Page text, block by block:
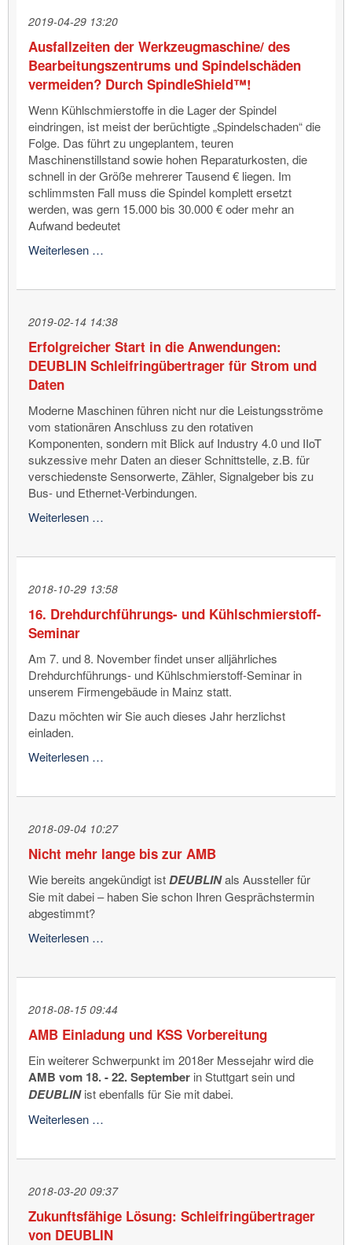
bis
zur
EMO!
2019-04-29 13:20
Ausfallzeiten der Werkzeugmaschine/ des
Bearbeitungszentrums und Spindelschäden
vermeiden? Durch SpindleShield™!
Wenn Kühlschmierstoffe in die Lager der Spindel
eindringen, ist meist der berüchtigte „Spindelschaden“ die
Folge. Das führt zu ungeplantem, teuren
Maschinenstillstand sowie hohen Reparaturkosten, die
schnell in der Größe mehrerer Tausend € liegen. Im
schlimmsten Fall muss die Spindel komplett ersetzt
werden, was gern 15.000 bis 30.000 € oder mehr an
Aufwand bedeutet
Weiterlesen …
Bearbeitungszentrums
und
Spindelschäden
vermeiden?
2019-02-14 14:38
Erfolgreicher Start in die Anwendungen:
DEUBLIN Schleifringübertrager für Strom und
Daten
Moderne Maschinen führen nicht nur die Leistungsströme
vom stationären Anschluss zu den rotativen
Komponenten, sondern mit Blick auf Industry 4.0 und IIoT
sukzessive mehr Daten an dieser Schnittstelle, z.B. für
verschiedenste Sensorwerte, Zähler, Signalgeber bis zu
Bus- und Ethernet-Verbindungen.
Weiterlesen …
Anwendungen:
DEUBLIN
Schleifringübertrager
und
Daten
2018-10-29 13:58
16. Drehdurchführungs- und Kühlschmierstoff-
Seminar
Am 7. und 8. November findet unser alljährliches
Drehdurchführungs- und Kühlschmierstoff-Seminar in
unserem Firmengebäude in Mainz statt.
Dazu möchten wir Sie auch dieses Jahr herzlichst
einladen.
Weiterlesen …
Seminar
2018-09-04 10:27
Nicht mehr lange bis zur AMB
Wie bereits angekündigt istDEUBLINals Aussteller für
Sie mit dabei – haben Sie schon Ihren Gesprächstermin
abgestimmt?
Weiterlesen …
zur
AMB
2018-08-15 09:44
AMB Einladung und KSS Vorbereitung
Ein weiterer Schwerpunkt im 2018er Messejahr wird die
AMB vom 18. - 22. September in Stuttgart sein und
DEUBLINist ebenfalls für Sie mit dabei.
Weiterlesen …
Vorbereitung
2018-03-20 09:37
Zukunftsfähige Lösung: Schleifringübertrager
von DEUBLIN